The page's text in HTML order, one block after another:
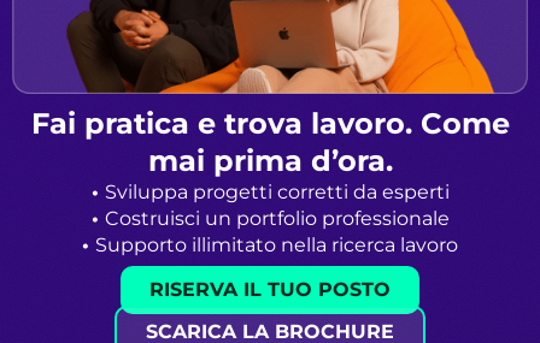
Fai pratica e trova lavoro. Come
mai prima d’ora.​
• Sviluppa progetti corretti da esperti
• Costruisci un portfolio professionale
• Supporto illimitato nella ricerca lavoro
RISERVA IL TUO POSTO
SCARICA LA BROCHURE